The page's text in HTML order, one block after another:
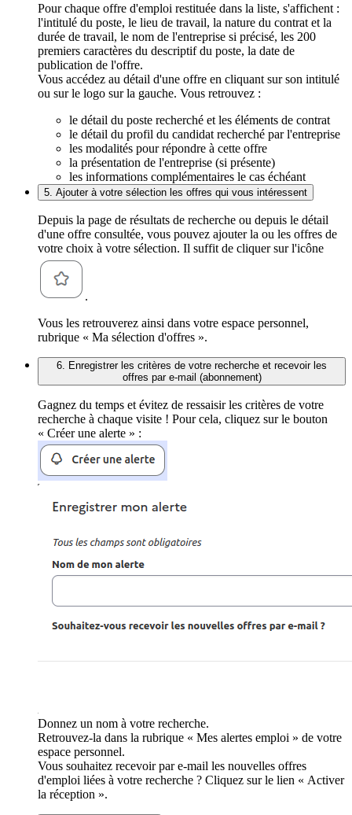
Pour chaque offre d'emploi restituée dans la liste, s'affichent :
l'intitulé du poste, le lieu de travail, la nature du contrat et la
durée de travail, le nom de l'entreprise si précisé, les 200
premiers caractères du descriptif du poste, la date de
publication de l'offre.
Vous accédez au détail d'une offre en cliquant sur son intitulé
ou sur le logo sur la gauche. Vous retrouvez :
le détail du poste recherché et les éléments de contrat
le détail du profil du candidat recherché par l'entreprise
les modalités pour répondre à cette offre
la présentation de l'entreprise (si présente)
les informations complémentaires le cas échéant
5. Ajouter à votre sélection les offres qui vous intéressent
Depuis la page de résultats de recherche ou depuis le détail
d'une offre consultée, vous pouvez ajouter la ou les offres de
votre choix à votre sélection. Il suffit de cliquer sur l'icône
.
Vous les retrouverez ainsi dans votre espace personnel,
rubrique « Ma sélection d'offres ».
6. Enregistrer les critères de votre recherche et recevoir les
offres par e-mail (abonnement)
Gagnez du temps et évitez de ressaisir les critères de votre
recherche à chaque visite ! Pour cela, cliquez sur le bouton
« Créer une alerte » :
Donnez un nom à votre recherche.
Retrouvez-la dans la rubrique « Mes alertes emploi » de votre
espace personnel.
Vous souhaitez recevoir par e-mail les nouvelles offres
d'emploi liées à votre recherche ? Cliquez sur le lien « Activer
la réception ».